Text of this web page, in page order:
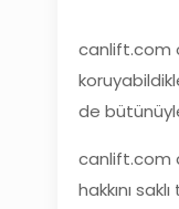
canlift.com
de
canlift.com
hakkını